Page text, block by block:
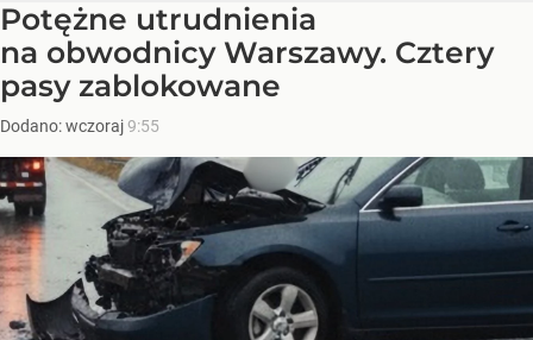
Potężne utrudnienia
na obwodnicy Warszawy. Cztery
pasy zablokowane
Dodano:wczoraj9:55